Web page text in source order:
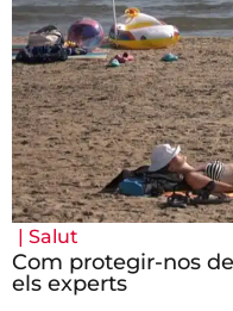
| Salut
Com protegir-nos
els experts